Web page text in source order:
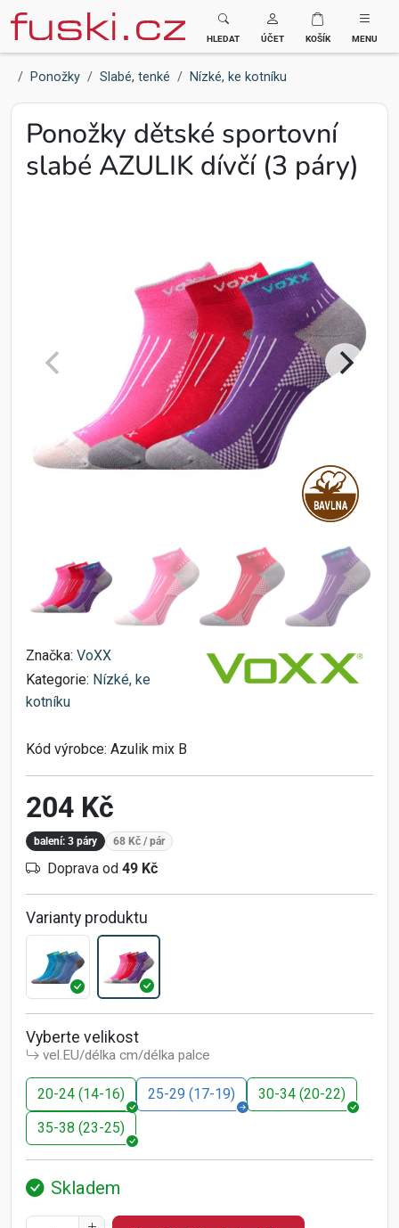
Fuski BOMA
HLEDAT ÚČET KOŠÍK MENU
Ponožky Slabé, tenké Nízké, ke kotníku
Ponožky dětské sportovní
slabé AZULIK dívčí (3 páry)
Značka: VoXX
Kategorie: Nízké, ke
kotníku
Kód výrobce: Azulik mix B
204 Kč
balení: 3 páry 68 Kč / pár
Doprava od 49 Kč
Varianty produktu
Vyberte velikost
vel.EU/délka cm/délka palce
20-24 (14-16) 25-29 (17-19)
30-34 (20-22)
35-38 (23-25)
Skladem